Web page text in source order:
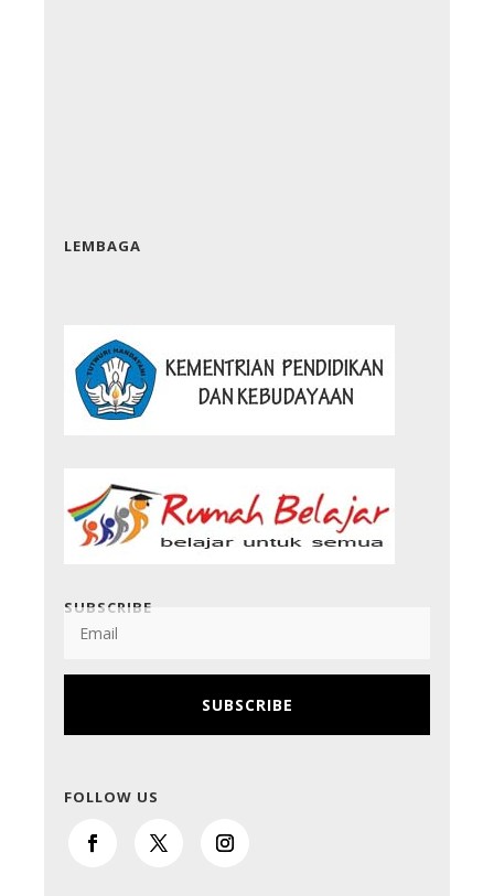
LEMBAGA
SUBSCRIBE
SUBSCRIBE
FOLLOW US